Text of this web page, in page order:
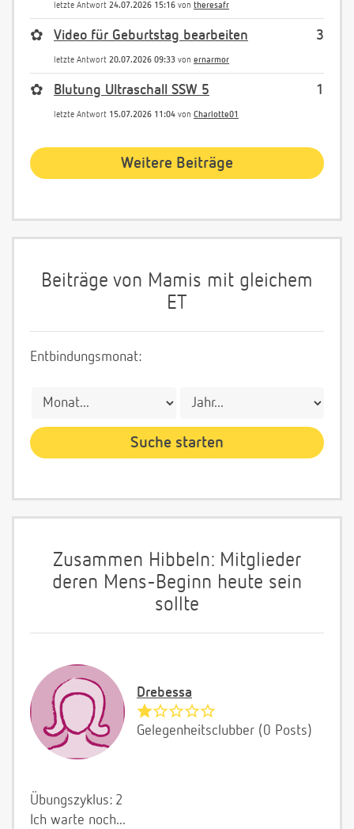
letzte Antwort 24.07.2026 15:16 von theresafr
3
✿ Video für Geburtstag bearbeiten
letzte Antwort 20.07.2026 09:33 von ernarmor
1
✿ Blutung Ultraschall SSW 5
letzte Antwort 15.07.2026 11:04 von Charlotte01
Weitere Beiträge
Beiträge von Mamis mit gleichem
ET
Entbindungsmonat:
Zusammen Hibbeln: Mitglieder
deren Mens-Beginn heute sein
sollte
Drebessa
Gelegenheitsclubber (0 Posts)
Übungszyklus: 2
Ich warte noch...